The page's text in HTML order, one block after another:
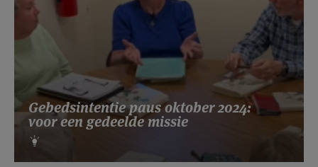
Gebedsintentie paus oktober 2024:
voor een gedeelde missie